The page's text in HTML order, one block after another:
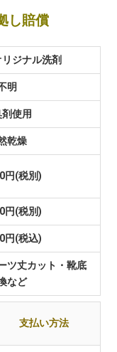
し賠償
ジナル洗剤
明
使用
乾燥
円(税別)
円(税別)
円(税込)
ツ丈カット・靴底
など
支払い方法